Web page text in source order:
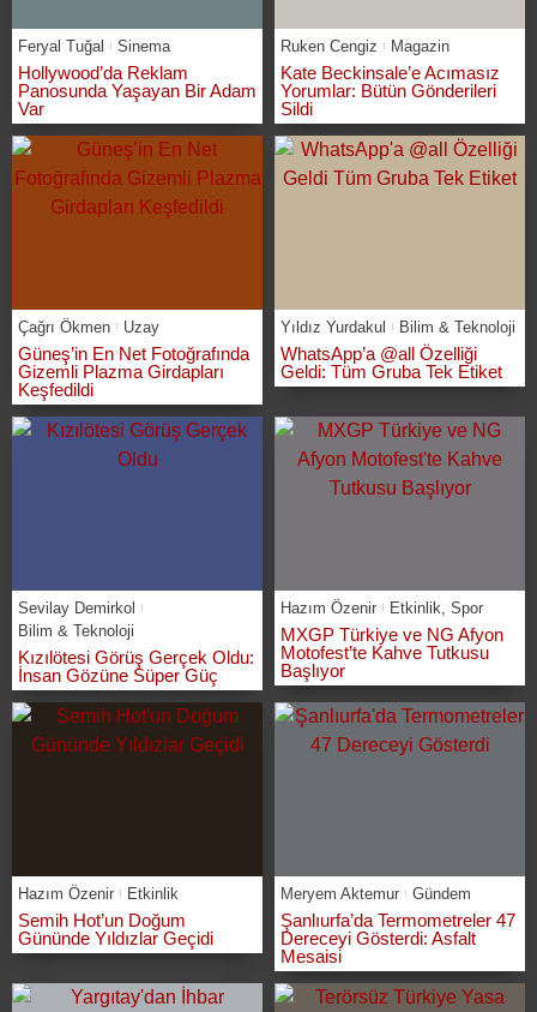
Feryal Tuğal Sinema
Hollywood’da Reklam
Panosunda Yaşayan Bir Adam
Var
Ruken Cengiz Magazin
Kate Beckinsale’e Acımasız
Yorumlar: Bütün Gönderileri
Sildi
Çağrı Ökmen Uzay
Güneş’in En Net Fotoğrafında
Gizemli Plazma Girdapları
Keşfedildi
Yıldız Yurdakul Bilim & Teknoloji
WhatsApp’a @all Özelliği
Geldi: Tüm Gruba Tek Etiket
Sevilay Demirkol
Bilim & Teknoloji
Kızılötesi Görüş Gerçek Oldu:
İnsan Gözüne Süper Güç
Hazım Özenir Etkinlik Spor
MXGP Türkiye ve NG Afyon
Motofest’te Kahve Tutkusu
Başlıyor
Hazım Özenir Etkinlik
Semih Hot’un Doğum
Gününde Yıldızlar Geçidi
Meryem Aktemur Gündem
Şanlıurfa’da Termometreler 47
Dereceyi Gösterdi: Asfalt
Mesaisi